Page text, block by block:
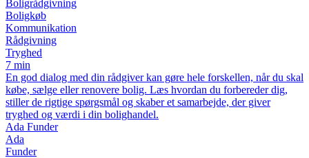
Boligrådgivning
Boligkøb
Kommunikation
Rådgivning
Tryghed
7 min
En god dialog med din rådgiver kan gøre hele forskellen, når du skal
købe, sælge eller renovere bolig. Læs hvordan du forbereder dig,
stiller de rigtige spørgsmål og skaber et samarbejde, der giver
tryghed og værdi i din bolighandel.
Ada Funder
Ada
Funder